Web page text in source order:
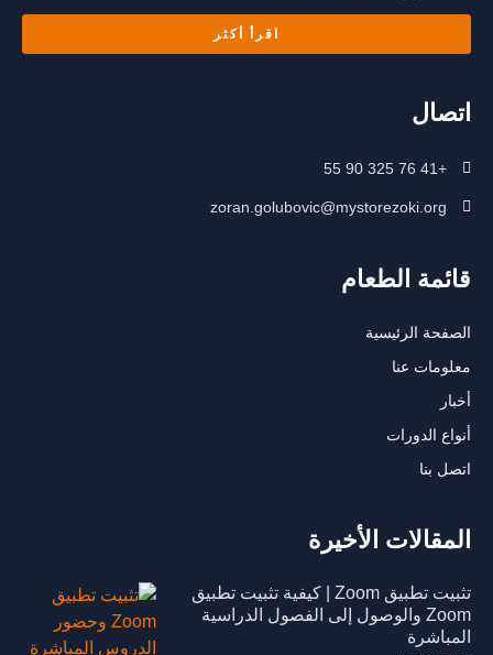
اقرأ أكثر
اتصال
+41 76 325 90 55
zoran.golubovic@mystorezoki.org
قائمة الطعام
الصفحة الرئيسية
معلومات عنا
أخبار
أنواع الدورات
اتصل بنا
المقالات الأخيرة
تثبيت تطبيق Zoom | كيفية تثبيت تطبيق
Zoom والوصول إلى الفصول الدراسية
المباشرة